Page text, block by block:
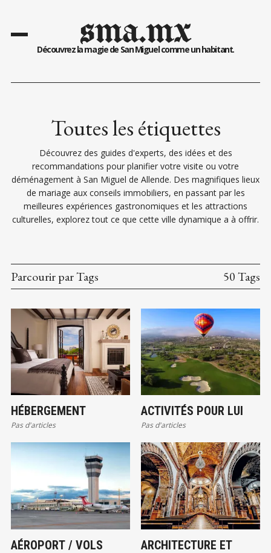
sma.mx
Découvrez la magie de San Miguel comme un habitant.
Toutes les étiquettes
Découvrez des guides d'experts, des idées et des
recommandations pour planifier votre visite ou votre
déménagement à San Miguel de Allende. Des magnifiques lieux
de mariage aux conseils immobiliers, en passant par les
meilleures expériences gastronomiques et les attractions
culturelles, explorez tout ce que cette ville dynamique a à offrir.
Parcourir par Tags 50 Tags
HÉBERGEMENT
Pas d'articles
ACTIVITÉS POUR LUI
Pas d'articles
AÉROPORT / VOLS
ARCHITECTURE ET